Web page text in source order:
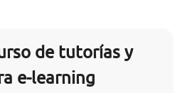
de tutorías y
e-learning